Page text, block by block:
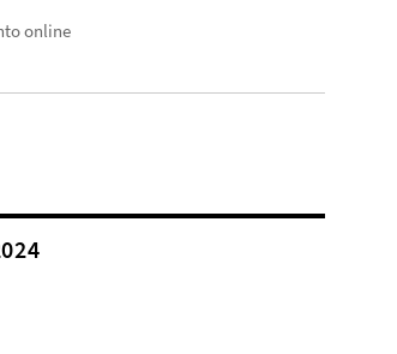
online